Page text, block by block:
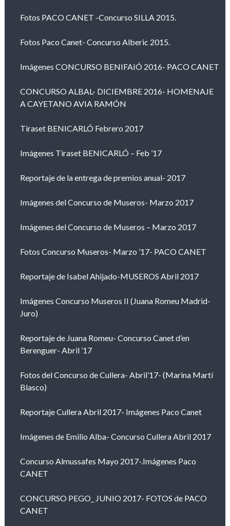
Fotos PACO CANET -Concurso SILLA 2015.
Fotos Paco Canet- Concurso Alberic 2015.
Imágenes CONCURSO BENIFAIÓ 2016- PACO CANET
CONCURSO ALBAL- DICIEMBRE 2016- HOMENAJE
A CAYETANO AVIA RAMÓN
Tiraset BENICARLÓ Febrero 2017
Imágenes Tiraset BENICARLÓ – Feb ’17
Reportaje de la entrega de premios anual- 2017
Imágenes del Concurso de Museros- Marzo 2017
Imágenes del Concurso de Museros – Marzo 2017
Fotos Concurso Museros- Marzo ’17- PACO CANET
Reportaje de Isabel Ahijado-MUSEROS Abril 2017
Imágenes Concurso Museros II (Juana Romeu Madrid-
Juro)
Reportaje de Juana Romeu- Concurso Canet d’en
Berenguer- Abril ’17
Fotos del Concurso de Cullera- Abril’17- (Marina Martí
Blasco)
Reportaje Cullera Abril 2017- Imágenes Paco Canet
Imágenes de Emilio Alba- Concurso Cullera Abril 2017
Concurso Almussafes Mayo 2017-.Imágenes Paco
CANET
CONCURSO PEGO_ JUNIO 2017- FOTOS de PACO
CANET